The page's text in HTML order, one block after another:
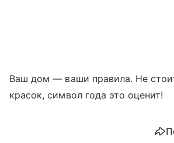
Ваш дом — ваши правила. Не
красок, символ года это оценит!